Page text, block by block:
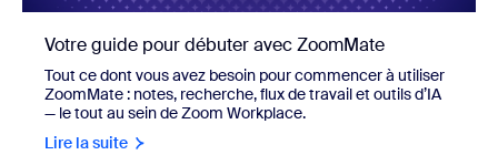
Votre guide pour débuter avec ZoomMate
Tout ce dont vous avez besoin pour commencer à utiliser
ZoomMate : notes, recherche, flux de travail et outils d’IA
— le tout au sein de Zoom Workplace.
Lire la suite